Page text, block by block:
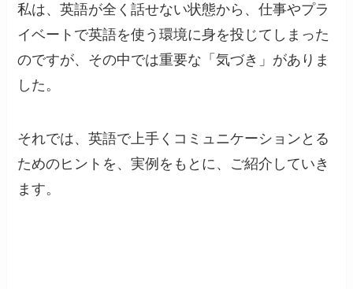
私は、英語が全く話せない状態から、仕事やプラ
イベートで英語を使う環境に身を投じてしまった
のですが、その中では重要な「気づき」がありま
した。
それでは、英語で上手くコミュニケーションとる
ためのヒントを、実例をもとに、ご紹介していき
ます。